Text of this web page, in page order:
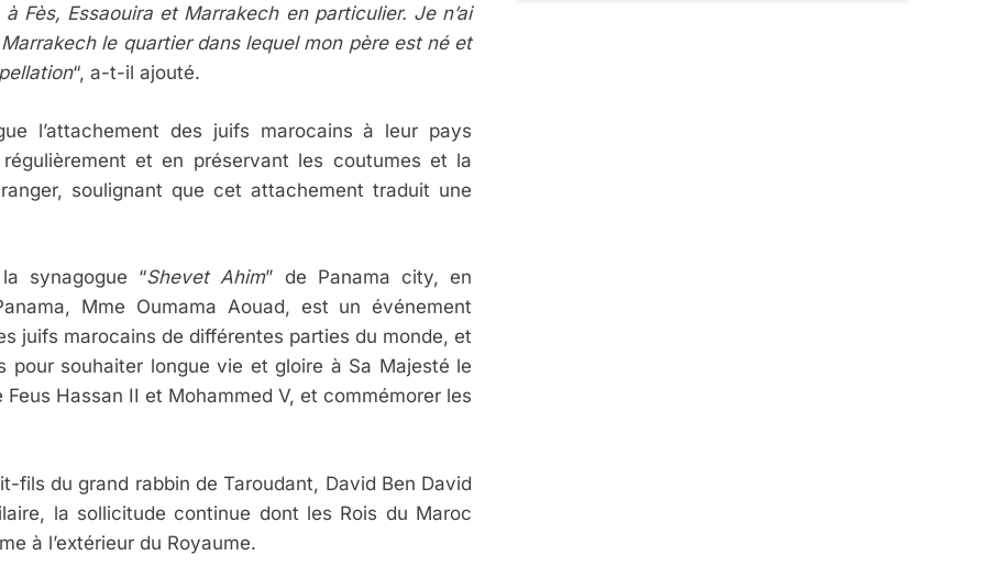
Fès, Essaouira et Marrakech en particulier. Je n’ai
le quartier dans lequel mon père est né et
“, a-t-il ajouté.
l’attachement des juifs marocains à leur pays
et en préservant les coutumes et la
soulignant que cet attachement traduit une
synagogue “Shevet Ahim” de Panama city, en
Mme Oumama Aouad, est un événement
juifs marocains de différentes parties du monde, et
pour souhaiter longue vie et gloire à Sa Majesté le
Hassan II et Mohammed V, et commémorer les
fils du grand rabbin de Taroudant, David Ben David
la sollicitude continue dont les Rois du Maroc
à l’extérieur du Royaume.
Selon Le Rapport D’ADL Contre L’antisémitisme